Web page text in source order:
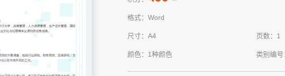
格式：Word
尺寸：A4 页数：1
颜色：1种颜色 类别编